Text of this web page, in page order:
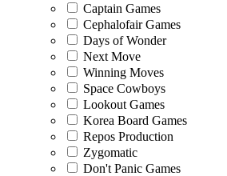
Captain Games
Cephalofair Games
Days of Wonder
Next Move
Winning Moves
Space Cowboys
Lookout Games
Korea Board Games
Repos Production
Zygomatic
Don't Panic Games